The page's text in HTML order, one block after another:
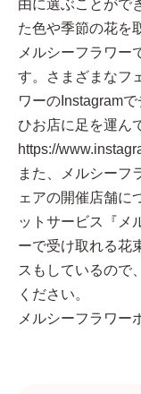
由に選ぶことがで
た色や季節の花を
メルシーフラワー
す。さまざまなフ
ワーのInstagram
ひお店に足を運ん
https://
また、メルシーフ
ェアの開催店舗に
ットサービス『メ
ーで受け取れる花
スもしているので
ください。
メルシーフラワー